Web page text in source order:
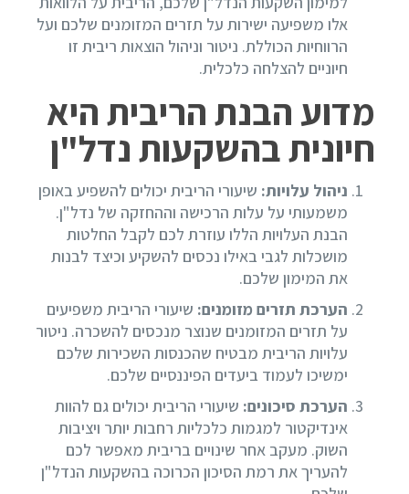
אלו משפיעה ישירות על תזרים המזומנים שלכם ועל
הרווחיות הכוללת. ניטור וניהול הוצאות ריבית זו
חיוניים להצלחה כלכלית.
מדוע הבנת הריבית היא
חיונית בהשקעות נדל"ן
ניהול עלויות: שיעורי הריבית יכולים להשפיע באופן
משמעותי על עלות הרכישה וההחזקה של נדל"ן.
הבנת העלויות הללו עוזרת לכם לקבל החלטות
מושכלות לגבי באילו נכסים להשקיע וכיצד לבנות
את המימון שלכם.
הערכת תזרים מזומנים: שיעורי הריבית משפיעים
על תזרים המזומנים שנוצר מנכסים להשכרה. ניטור
עלויות הריבית מבטיח שהכנסות השכירות שלכם
ימשיכו לעמוד ביעדים הפיננסיים שלכם.
הערכת סיכונים: שיעורי הריבית יכולים גם להוות
אינדיקטור למגמות כלכליות רחבות יותר ויציבות
השוק. מעקב אחר שינויים בריבית מאפשר לכם
להעריך את רמת הסיכון הכרוכה בהשקעות הנדל"ן